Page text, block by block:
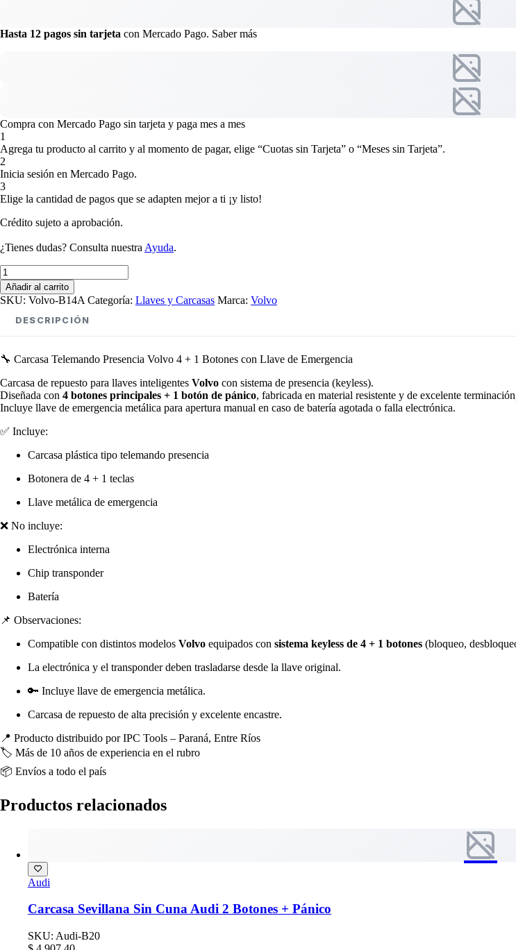
Hasta 12 pagos sin tarjeta con Mercado Pago. Saber más
Compra con Mercado Pago sin tarjeta y paga mes a mes
1
Agrega tu producto al carrito y al momento de pagar, elige “Cuotas sin Tarjeta” o “Meses sin Tarjeta”.
2
Inicia sesión en Mercado Pago.
3
Elige la cantidad de pagos que se adapten mejor a ti ¡y listo!
Crédito sujeto a aprobación.
¿Tienes dudas? Consulta nuestra Ayuda.
Carcasa
Telemando
Presencia
Volvo
Botones
Llave
De
Emergencia
Añadir al carrito
SKU: Volvo-B14A Categoría: Llaves y Carcasas Marca: Volvo
DESCRIPCIÓN
🔧 Carcasa Telemando Presencia Volvo 4 + 1 Botones con Llave de Emergencia
Carcasa de repuesto para llaves inteligentes Volvo con sistema de presencia (keyless).
Diseñada con 4 botones principales + 1 botón de pánico, fabricada en material resistente y de excelente
Incluye llave de emergencia metálica para apertura manual en caso de batería agotada o falla electrónica.
✅ Incluye:
Carcasa plástica tipo telemando presencia
Botonera de 4 + 1 teclas
Llave metálica de emergencia
❌ No incluye:
Electrónica interna
Chip transponder
Batería
📌 Observaciones:
Compatible con distintos modelos Volvo equipados con sistema keyless de 4 + 1 botones (bloqueo,
La electrónica y el transponder deben trasladarse desde la llave original.
🔑 Incluye llave de emergencia metálica.
Carcasa de repuesto de alta precisión y excelente encastre.
📍 Producto distribuido por IPC Tools – Paraná, Entre Ríos
🏷️ Más de 10 años de experiencia en el rubro
📦 Envíos a todo el país
Productos relacionados
Audi
Carcasa Sevillana Sin Cuna Audi 2 Botones + Pánico
SKU: Audi-B20